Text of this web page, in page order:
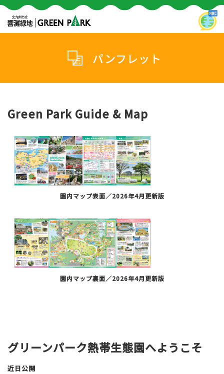
パンフレット
Green Park Guide & Map
園内マップ表面／2026年4月更新版
園内マップ裏面／2026年4月更新版
グリーンパーク熱帯生態園へようこそ
近日公開